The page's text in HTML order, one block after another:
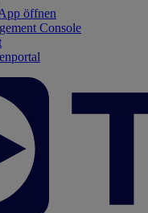
öffnen
Console